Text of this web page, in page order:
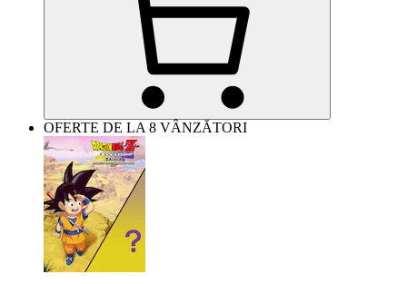
OFERTE DE LA 8 VÂNZĂTORI